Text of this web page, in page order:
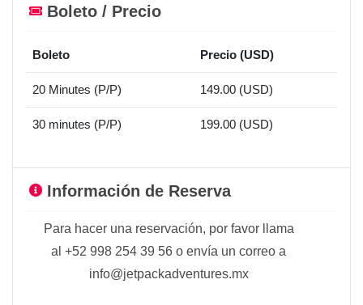
Boleto / Precio
Boleto Precio (USD)
20 Minutes (P/P) 149.00 (USD)
30 minutes (P/P) 199.00 (USD)
Información de Reserva
Para hacer una reservación, por favor llama
al +52 998 254 39 56 o envía un correo a
info@jetpackadventures.mx